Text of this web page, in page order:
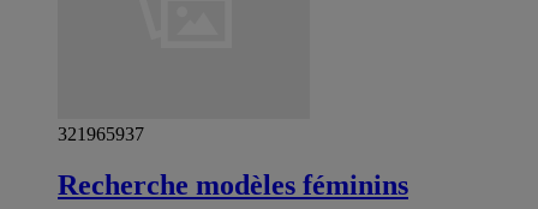
321965937
Recherche modèles féminins